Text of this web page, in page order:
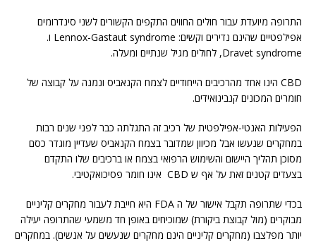
התרופה מיועדת עבור חולים החווים התקפים הקשורים לשני סינדרומים
אפילפטיים שהינם נדירים וקשים: Lennox-Gastaut syndrome ו.
Dravet syndrome, לחולים מגיל שנתיים ומעלה.
CBD הינו אחד מהרכיבים הייחודיים לצמח הקנאביס ונמנה על קבוצה של
חומרים המכונים קנבינואידים.
הפעילות האנטי-אפילפטית של רכיב זה התגלתה כבר לפני שנים רבות
במחקרים שנעשו אבל מכיוון שמדובר בצמח הקנאביס שעדיין מוגדר כסם
מסוכן תהליך היישום והשימוש הרפואי בצמח או ברכיבים שלו התקדם
בצעדים קטנים זאת על אף ש CBD אינו חומר פסיכואקטיבי.
בכדי שתרופה תקבל אישור של ה FDA היא חייבת לעבור מחקרים קליניים
מבוקרים (מול קבוצת ביקורת) שמוכיחים באופן חד משמעי שהתרופה יעילה
יותר מפלצבו (מחקרים קליניים הינם מחקרים שנעשים על אנשים). במחקרים